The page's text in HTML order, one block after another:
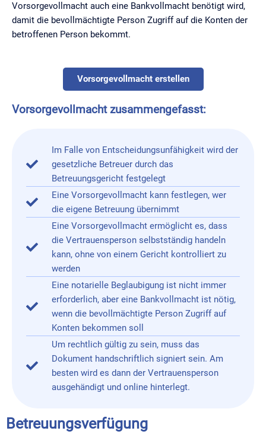
Vorsorgevollmacht auch eine Bankvollmacht benötigt wird,
damit die bevollmächtigte Person Zugriff auf die Konten der
betroffenen Person bekommt.
Vorsorgevollmacht erstellen
Vorsorgevollmacht zusammengefasst:
Im Falle von Entscheidungsunfähigkeit wird der
gesetzliche Betreuer durch das
Betreuungsgericht festgelegt
Eine Vorsorgevollmacht kann festlegen, wer
die eigene Betreuung übernimmt
Eine Vorsorgevollmacht ermöglicht es, dass
die Vertrauensperson selbstständig handeln
kann, ohne von einem Gericht kontrolliert zu
werden
Eine notarielle Beglaubigung ist nicht immer
erforderlich, aber eine Bankvollmacht ist nötig,
wenn die bevollmächtigte Person Zugriff auf
Konten bekommen soll
Um rechtlich gültig zu sein, muss das
Dokument handschriftlich signiert sein. Am
besten wird es dann der Vertrauensperson
ausgehändigt und online hinterlegt.
Betreuungsverfügung